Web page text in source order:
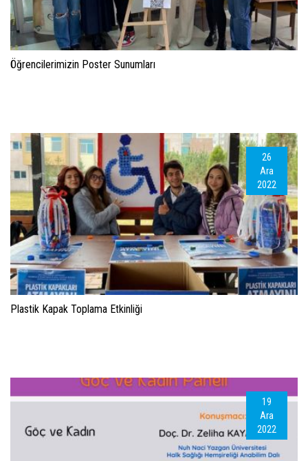
Öğrencilerimizin Poster Sunumları
26
Ara
2022
Plastik Kapak Toplama Etkinliği
19
Ara
2022